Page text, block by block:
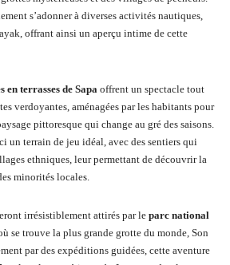
s’adonner à diverses activités nautiques,
offrant ainsi un aperçu intime de cette
en terrasses de Sapa offrent un spectacle tout
verdoyantes, aménagées par les habitants pour
pittoresque qui change au gré des saisons.
un terrain de jeu idéal, avec des sentiers qui
ethniques, leur permettant de découvrir la
minorités locales.
irrésistiblement attirés par le parc national
se trouve la plus grande grotte du monde, Son
par des expéditions guidées, cette aventure